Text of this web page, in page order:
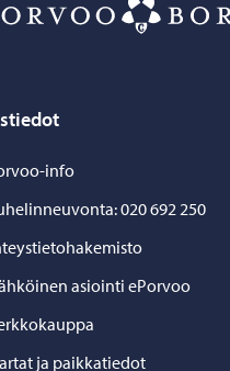
info
020 692 250
asiointi ePorvoo
ja paikkatiedot